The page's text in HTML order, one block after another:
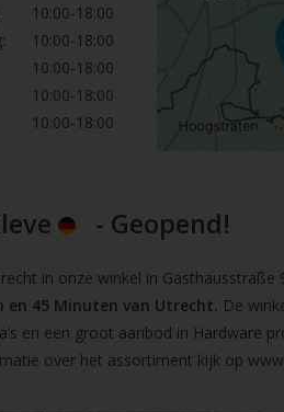
10:00-18:00
10:00-18:00
10:00-18:00
10:00-18:00
10:00-18:00
- Geopend!
in onze winkel in
en 45 Minuten van Utrecht. De
en een groot aanbod in Hardware
over het assortiment kijk op